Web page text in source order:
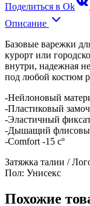
Поделиться в Ok
Описание
Базовые варежки
курорт или
внутри, надежная
под любой костюм
-Нейлоновый
-Пластиковый
-Эластичный
-Дышащий
-Сomfort -15 cº
Затяжка талии /
Пол: Унисекс
Похожие